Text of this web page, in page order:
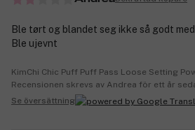
Ble tørt og blandet seg ikke så godt
Ble ujevnt
KimChi Chic Puff Puff Pass Loose Setting
Recensionen skrevs av Andrea för ett år
Se översättning